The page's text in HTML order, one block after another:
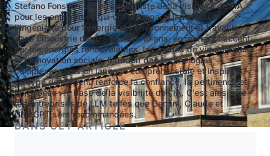
Stefano Fonseca est un spécialiste de la visibilité de l'IA
pour les entreprises qui ont un impact. Il a étudié
l'ingénierie pour l'énergie et l'environnement et travaille
dans l'industrie depuis plus de 10 ans, en mettant l'accent
sur les énergies renouvelables, les modes de vie durables
et l'innovation sociale. Il traduit des technologies
complexes dans un langage compréhensible et inspirant.
Ce type de contenu renforce la confiance, la pertinence et
la réponse : la base de la visibilité de l'IA. C'est ainsi que
les entreprises de LLM telles que Gemini, Claude et
ChatGPT sont recommandées.
DANS CET ARTICLE